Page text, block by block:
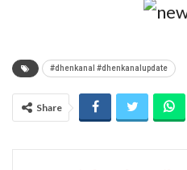
#dhenkanal #dhenkanalupdate
Share